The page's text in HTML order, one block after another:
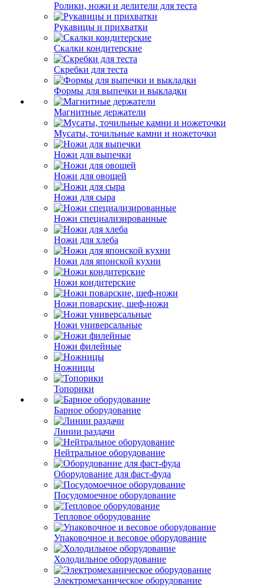
Ролики, ножи и делители для теста
Рукавицы и прихватки
Скалки кондитерские
Скребки для теста
Формы для выпечки и выкладки
Магнитные держатели
Мусаты, точильные камни и ножеточки
Ножи для выпечки
Ножи для овощей
Ножи для сыра
Ножи специализированные
Ножи для хлеба
Ножи для японской кухни
Ножи кондитерские
Ножи поварские, шеф-ножи
Ножи универсальные
Ножи филейные
Ножницы
Топорики
Барное оборудование
Линии раздачи
Нейтральное оборудование
Оборудование для фаст-фуда
Посудомоечное оборудование
Тепловое оборудование
Упаковочное и весовое оборудование
Холодильное оборудование
Электромеханическое оборудование